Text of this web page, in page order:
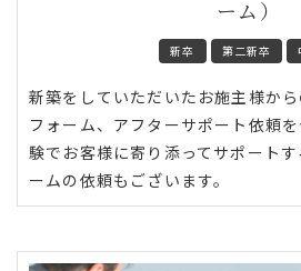
ーム）
新卒 第二新卒
新築をしていただいたお施主様か
フォーム、アフターサポート依頼
験でお客様に寄り添ってサポート
ームの依頼もございます。